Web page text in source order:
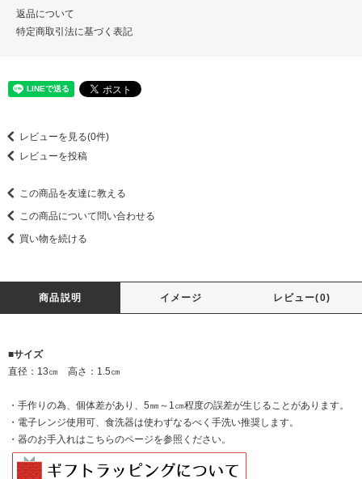
返品について
特定商取引法に基づく表記
レビューを見る(0件)
レビューを投稿
この商品を友達に教える
この商品について問い合わせる
買い物を続ける
商品説明 イメージ レビュー(0)
■サイズ
直径：13㎝ 高さ：1.5㎝
・手作りの為、個体差があり、5㎜～1㎝程度の誤差が生じることがあります。
・電子レンジ使用可、食洗器は使わずなるべく手洗い推奨します。
・器のお手入れはこちらのページを参照ください。